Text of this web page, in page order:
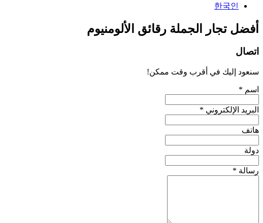
한국인
أفضل تجار الجملة رقائق الألومنيوم
اتصال
سنعود إليك في أقرب وقت ممكن!
اسم *
البريد الإلكتروني *
هاتف
دولة
رسالة *